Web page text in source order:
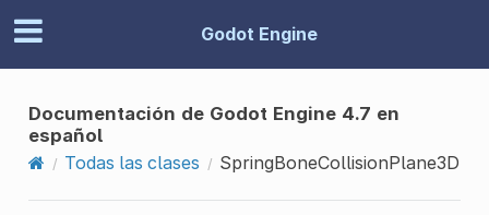
Godot Engine
Documentación de Godot Engine 4.7 en
español
Todas las clases
SpringBoneCollisionPlane3D